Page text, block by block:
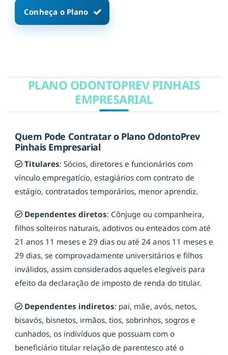
Conheça o Plano
PLANO ODONTOPREV PINHAIS
EMPRESARIAL
Quem Pode Contratar o Plano OdontoPrev
Pinhais Empresarial
Titulares: Sócios, diretores e funcionários com
vínculo empregatício, estagiários com contrato de
estágio, contratados temporários, menor aprendiz.
Dependentes diretos: Cônjuge ou companheira,
filhos solteiros naturais, adotivos ou enteados com até
21 anos 11 meses e 29 dias ou até 24 anos 11 meses e
29 dias, se comprovadamente universitários e filhos
inválidos, assim considerados aqueles elegíveis para
efeito da declaração de imposto de renda do titular.
Dependentes indiretos: pai, mãe, avós, netos,
bisavós, bisnetos, irmãos, tios, sobrinhos, sogros e
cunhados, os indivíduos que possuam com o
beneficiário titular relação de parentesco até o